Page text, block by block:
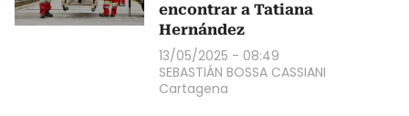
encontrar a Tatiana
Hernández
13/05/2025 - 08:49
SEBASTIÁN BOSSA CASSIANI
Cartagena